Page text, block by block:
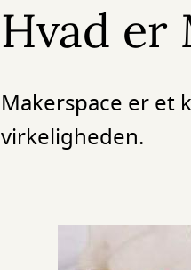
Hvad er
Makerspace er et
virkeligheden.